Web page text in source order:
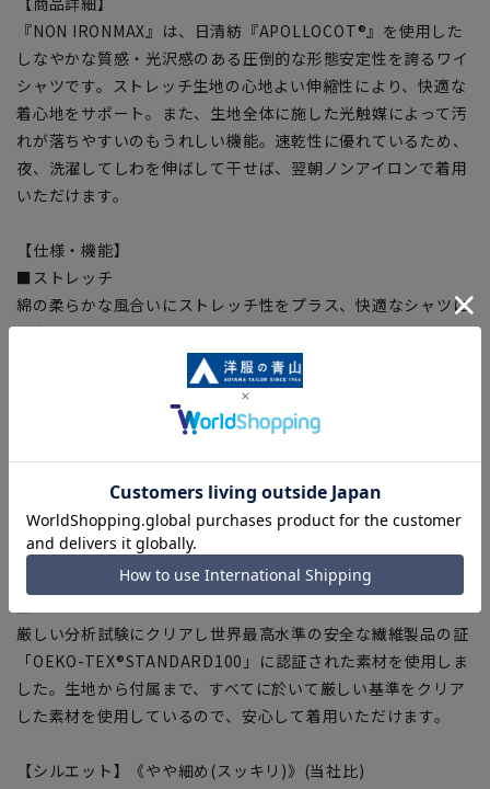
『NON IRONMAX』は、日清紡『APOLLOCOT®』を使用した
しなやかな質感・光沢感のある圧倒的な形態安定性を誇るワイ
シャツです。ストレッチ生地の心地よい伸縮性により、快適な
着心地をサポート。また、生地全体に施した光触媒によって汚
れが落ちやすいのもうれしい機能。速乾性に優れているため、
夜、洗濯してしわを伸ばして干せば、翌朝ノンアイロンで着用
いただけます。
【仕様・機能】
■ストレッチ
綿の柔らかな風合いにストレッチ性をプラス、快適なシャツに
進化。
銀イオンの力で細菌の増殖を抑え、生乾き時のニオイを抑制。
生地全体に施した光触媒による汚れ軽減。着用後の洗濯におい
て、皮脂などの油汚れが落ちやすく、残った汚れ成分も天日干
しなどにより分解されます。
■スプリットヨーク
ヨークを背中の中心で斜めに切替えフィット感を高めるための
厳しい分析試験にクリアし世界最高水準の安全な繊維製品の証
「OEKO-TEX®STANDARD100」に認証された素材を使用しま
した。生地から付属まで、すべてに於いて厳しい基準をクリア
した素材を使用しているので、安心して着用いただけます。
【シルエット】《やや細め(スッキリ)》(当社比)